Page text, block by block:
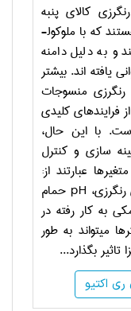
کالای پنبه
ایست. این رنگها تنها دسته­ای از رنگها هستند که با ملوکول­
و به دلیل دامنه
یافته­ اند. بیشتر
رنگرزی منسوجات
فرایندهای کلیدی
با این حال،
سازی و کنترل
عبارتند از:
pH حمام
به کار رفته در
می­تواند به طور
بگذارد...
ری اکتیو